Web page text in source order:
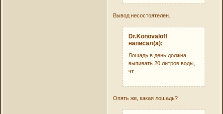
Вывод несостоятелен.
Dr.Konovaloff
написал(а):
Лошадь в день должна
выпивать 20 литров воды,
чт
Опять же, какая лошадь?